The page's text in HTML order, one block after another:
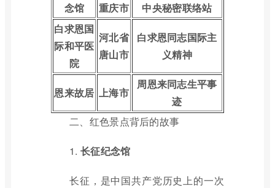
念馆
重庆市
中央秘密联络站
白求恩国
际和平医
院
河北省
唐山市
白求恩同志国际主
义精神
恩来故居 上海市
周恩来同志生平事
迹
二、红色景点背后的故事
1. 长征纪念馆
长征，是中国共产党历史上的一次